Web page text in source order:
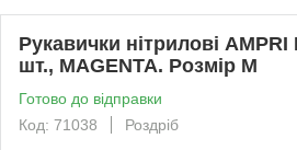
Рукавички нітрилові
шт., MAGENTA. Розмір M
Готово до відправки
Код: 71038
Роздріб